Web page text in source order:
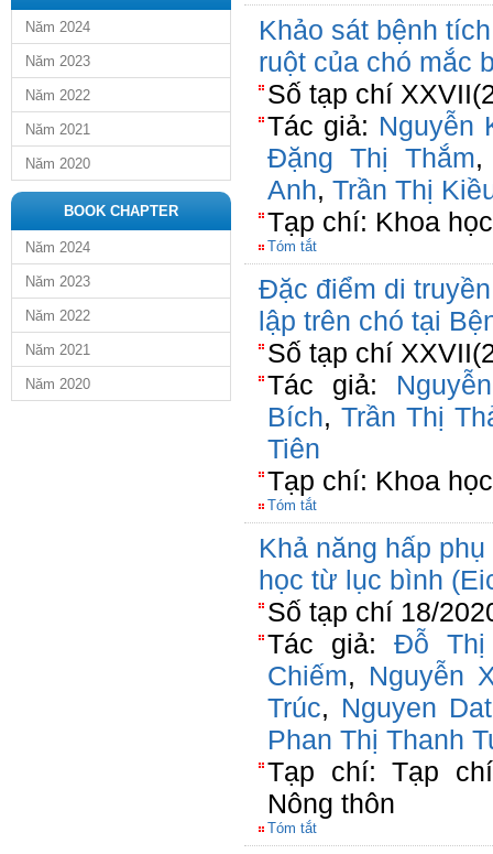
Năm 2024
Năm 2023
Năm 2022
Năm 2021
Năm 2020
BOOK CHAPTER
Năm 2024
Năm 2023
Năm 2022
Năm 2021
Năm 2020
Khảo sát bệnh
ruột của chó mắc
Số tạp chí
Tác giả: Nguyễn
Đặng Thị Thắm
Anh, Trần Thị
Tạp chí: Khoa
Tóm tắt
Đặc điểm di
lập trên chó tại
Số tạp chí
Tác giả:
Bích, Trần Thị
Tiên
Tạp chí: Khoa
Tóm tắt
Khả năng hấp
học từ lục bình
Số tạp chí 18/
Tác giả:Đỗ Thị
Chiếm, Nguyễn
Trúc, Nguyen
Phan Thị Thanh
Tạp chí: Tạp
Nông thôn
Tóm tắt